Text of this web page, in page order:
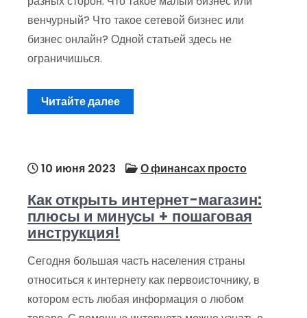
венчурный? Что такое сетевой бизнес или
бизнес онлайн? Одной статьей здесь не
ограничишься.
Читайте далее
10 июня 2023 О финансах просто
Как открыть интернет-магазин:
плюсы и минусы + пошаговая
инструкция!
Сегодня большая часть населения страны
относиться к интернету как первоисточнику, в
котором есть любая информация о любом